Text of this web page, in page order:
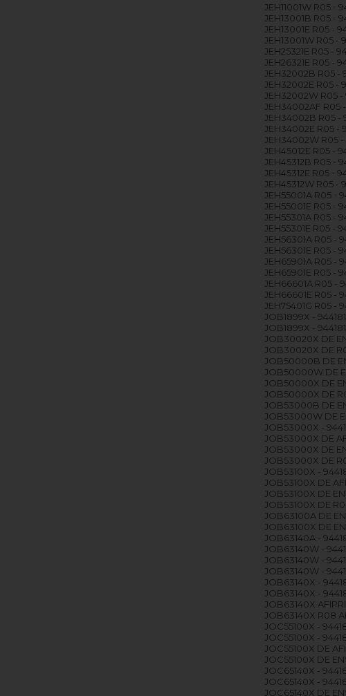
JEH11001W R05 -
JEH13001B R05 -
JEH13001E R05 -
JEH13001W R05 -
JEH25321E R05 -
JEH26321E R05 -
JEH32002B R05 -
JEH32002E R05 -
JEH32002W R05 -
JEH34002AF R05
JEH34002B R05 -
JEH34002E R05 -
JEH34002W R05
JEH45012E R05 -
JEH45312B R05 -
JEH45312E R05 -
JEH45312W R05 -
JEH55001A R05 -
JEH55001E R05 -
JEH55301A R05 -
JEH55301E R05 -
JEH56301A R05 -
JEH56301E R05 -
JEH65901A R05 -
JEH65901E R05 -
JEH66601A R05 -
JEH66601E R05 -
JEH75401G R05 -
JOB1899X -
JOB1899X -
JOB30020X DE
JOB30020X DE
JOB50000B DE
JOB50000W DE
JOB50000X DE
JOB50000X DE
JOB53000B DE
JOB53000W DE
JOB53000X -
JOB53000X DE
JOB53000X DE
JOB53000X DE
JOB53100X -
JOB53100X DE
JOB53100X DE
JOB53100X DE
JOB63100A DE
JOB63100X DE
JOB63140A -
JOB63140W -
JOB63140W -
JOB63140W -
JOB63140X -
JOB63140X -
JOB63140X
JOB63140X R08
JOC55100X -
JOC55100X -
JOC55100X DE
JOC55100X DE
JOC65140X -
JOC65140X -
JOC65140X DE